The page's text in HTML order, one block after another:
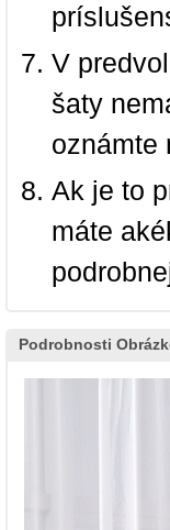
V
šaty
oznámte
Ak je to
máte
Podrobnosti